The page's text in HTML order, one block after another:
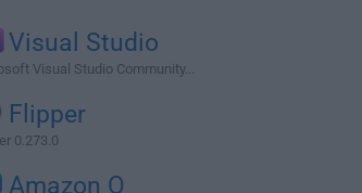
Visual Studio
Visual Studio Community...
Flipper
0.273.0
Amazon Q